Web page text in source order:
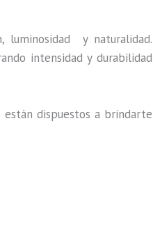
luminosidad y naturalidad.
intensidad y durabilidad
dispuestos a brindarte